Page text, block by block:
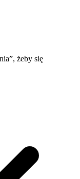
żeby się